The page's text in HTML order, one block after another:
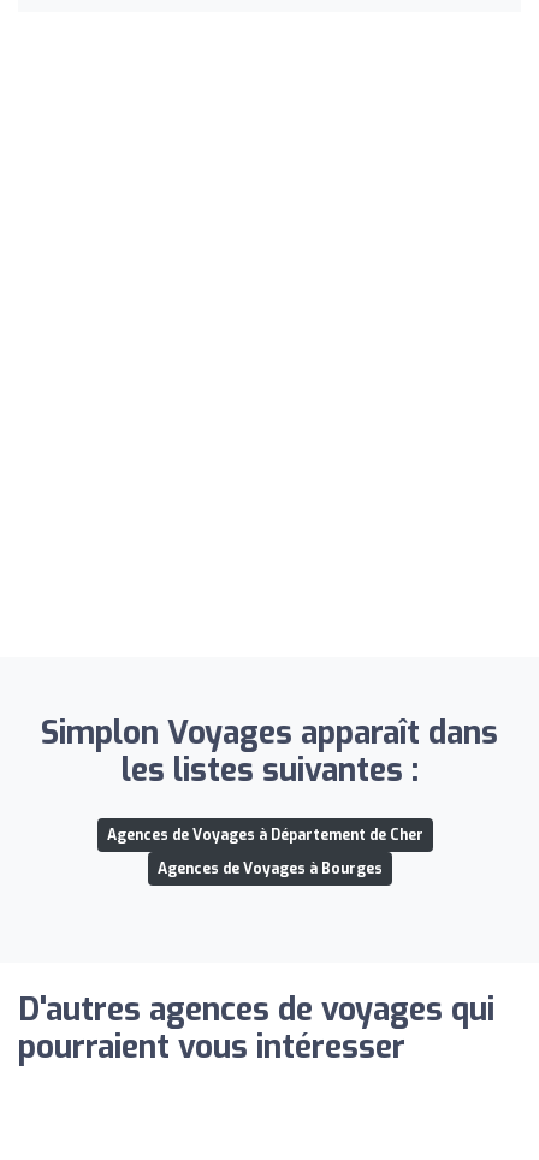
Simplon Voyages apparaît dans
les listes suivantes :
Agences de Voyages à Département de Cher
Agences de Voyages à Bourges
D'autres agences de voyages qui
pourraient vous intéresser